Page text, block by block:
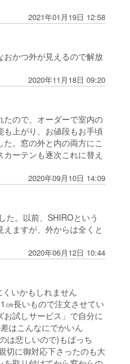
2021年01月19日 12:58
かつ外が見えるので解放
2020年11月18日 09:20
ので、オーダーで室内の
も上がり、お値段もお手頃
。窓の外と内の両方にこ
ーテンも逐次これに替え
2020年09月10日 14:09
た。以前、SHIROという
ますが、外からは全くと
2020年06月12日 10:44
いかもしれません
長いもので注文させてい
試しサービス」で自分に
はこんなにでかいん
悲しいので)もばっち
に御対応下さったのも大